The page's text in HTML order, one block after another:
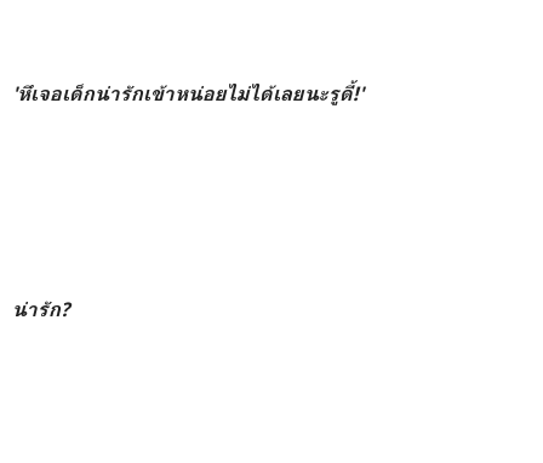
'หึเจอเด็กน่ารักเข้าหน่อยไม่ได้เลยนะรูดี้!'
น่ารัก?